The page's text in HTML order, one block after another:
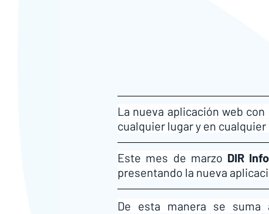
La nueva aplicación web
cualquier lugar y en
Este mes de marzo DIR
presentando la nueva
De esta manera se suma